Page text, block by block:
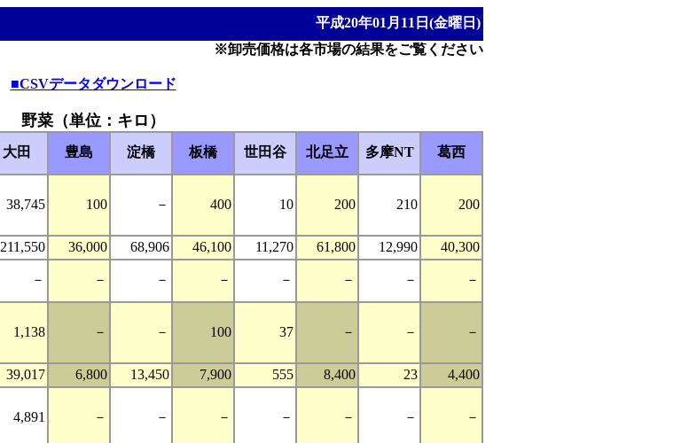
平成20年01月11日(金曜日)
※卸売価格は各市場の結果をご覧ください
■CSVデータダウンロード
野菜（単位：キロ）
大田 豊島 淀橋 板橋 世田谷 北足立 多摩NT 葛西
38,745 100 － 400 10 200 210 200
211,550 36,000 68,906 46,100 11,270 61,800 12,990
40,300
－ － － － － － － －
1,138 － － 100 37 － － －
39,017 6,800 13,450 7,900 555 8,400 23 4,400
4,891 － － － － － － －